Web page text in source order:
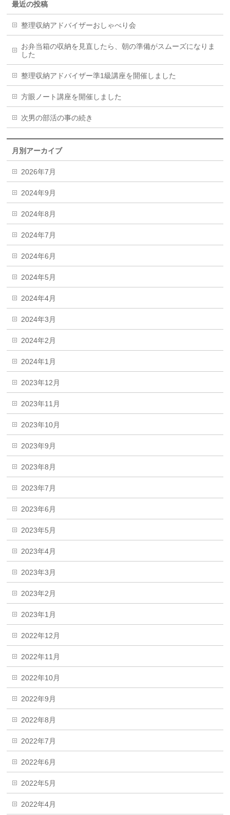
最近の投稿
整理収納アドバイザーおしゃべり会
お弁当箱の収納を見直したら、朝の準備がスムーズになりま
した
整理収納アドバイザー準1級講座を開催しました
方眼ノート講座を開催しました
次男の部活の事の続き
月別アーカイブ
2026年7月
2024年9月
2024年8月
2024年7月
2024年6月
2024年5月
2024年4月
2024年3月
2024年2月
2024年1月
2023年12月
2023年11月
2023年10月
2023年9月
2023年8月
2023年7月
2023年6月
2023年5月
2023年4月
2023年3月
2023年2月
2023年1月
2022年12月
2022年11月
2022年10月
2022年9月
2022年8月
2022年7月
2022年6月
2022年5月
2022年4月